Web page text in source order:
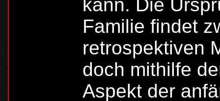
kann. Die
Familie findet
retrospektiven
doch mithilfe
Aspekt der